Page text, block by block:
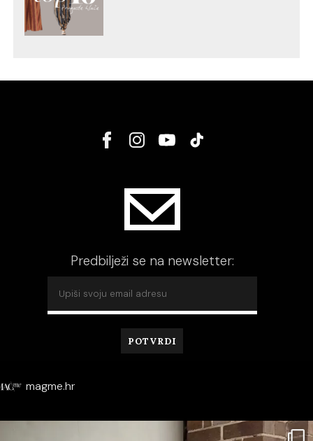
Predbilježi se na newsletter:
magme.hr